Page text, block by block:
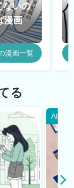
ないの
漫画
漫画一覧
る
AI・